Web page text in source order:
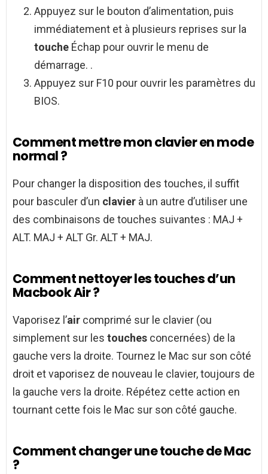
Appuyez sur le bouton d’alimentation, puis
immédiatement et à plusieurs reprises sur la
touche Échap pour ouvrir le menu de
démarrage. .
Appuyez sur F10 pour ouvrir les paramètres du
BIOS.
Comment mettre mon clavier en mode
normal ?
Pour changer la disposition des touches, il suffit
pour basculer d’un clavier à un autre d’utiliser une
des combinaisons de touches suivantes : MAJ +
ALT. MAJ + ALT Gr. ALT + MAJ.
Comment nettoyer les touches d’un
Macbook Air ?
Vaporisez l’air comprimé sur le clavier (ou
simplement sur les touches concernées) de la
gauche vers la droite. Tournez le Mac sur son côté
droit et vaporisez de nouveau le clavier, toujours de
la gauche vers la droite. Répétez cette action en
tournant cette fois le Mac sur son côté gauche.
Comment changer une touche de Mac
?